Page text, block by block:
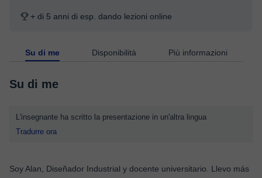
+ di 5 anni di esp. dando lezioni online
Su di me Disponibilità Più informazioni
Su di me
L'insegnante ha scritto la presentazione in un'altra lingua
Tradurre ora
Soy Alan, Diseñador Industrial y docente universitario. Llevo más